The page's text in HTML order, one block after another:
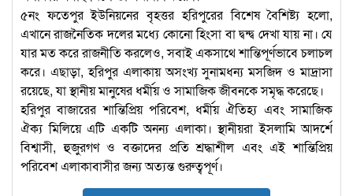
৫নং ফতেপুর ইউনিয়নের বৃহত্তর হরিপুরের বিশেষ বৈশিষ্ট্য হলো,
এখানে রাজনৈতিক দলের মধ্যে কোনো হিংসা বা দ্বন্দ্ব দেখা যায় না। যে
যার মত করে রাজনীতি করলেও, সবাই একসাথে শান্তিপূর্ণভাবে চলাচল
করে। এছাড়া, হরিপুর এলাকায় অসংখ্য সুনামধন্য মসজিদ ও মাদ্রাসা
রয়েছে, যা স্থানীয় মানুষের ধর্মীয় ও সামাজিক জীবনকে সমৃদ্ধ করেছে।
হরিপুর বাজারের শান্তিপ্রিয় পরিবেশ, ধর্মীয় ঐতিহ্য এবং সামাজিক
ঐক্য মিলিয়ে এটি একটি অনন্য এলাকা। স্থানীয়রা ইসলামি আদর্শে
বিশ্বাসী, হুজুরগণ ও বক্তাদের প্রতি শ্রদ্ধাশীল এবং এই শান্তিপ্রিয়
পরিবেশ এলাকাবাসীর জন্য অত্যন্ত গুরুত্বপূর্ণ।